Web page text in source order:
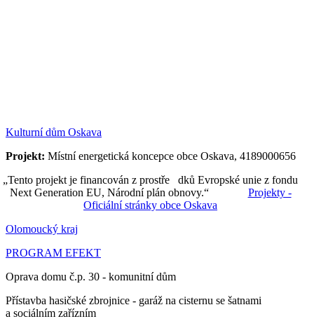
Kulturní dům Oskava
Projekt: Místní energetická koncepce obce Oskava, 4189000656
„Tento projekt je financován z prostře dků Evropské unie z fondu
Next Generation EU, Národní plán obnovy.“ Projekty -
Oficiální stránky obce Oskava
Olomoucký kraj
PROGRAM EFEKT
Oprava domu č.p. 30 - komunitní dům
Přístavba hasičské zbrojnice - garáž na cisternu se šatnami
a sociálním zařízním